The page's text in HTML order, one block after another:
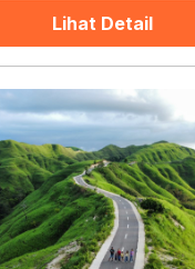
Lihat Detail